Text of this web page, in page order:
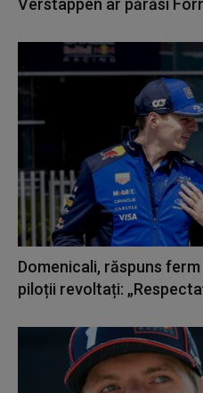
Verstappen ar părăsi
Domenicali, răspuns
piloții revoltați: